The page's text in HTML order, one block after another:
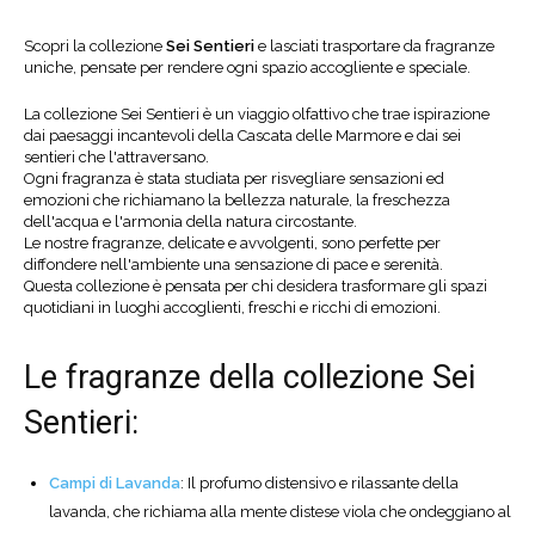
Scopri la collezione Sei Sentieri e lasciati trasportare da fragranze
uniche, pensate per rendere ogni spazio accogliente e speciale.
La collezione Sei Sentieri è un viaggio olfattivo che trae ispirazione
dai paesaggi incantevoli della Cascata delle Marmore e dai sei
sentieri che l'attraversano.
Ogni fragranza è stata studiata per risvegliare sensazioni ed
emozioni che richiamano la bellezza naturale, la freschezza
dell'acqua e l'armonia della natura circostante.
Le nostre fragranze, delicate e avvolgenti, sono perfette per
diffondere nell'ambiente una sensazione di pace e serenità.
Questa collezione è pensata per chi desidera trasformare gli spazi
quotidiani in luoghi accoglienti, freschi e ricchi di emozioni.
Le fragranze della collezione Sei
Sentieri:
Campi di Lavanda: Il profumo distensivo e rilassante della
lavanda, che richiama alla mente distese viola che ondeggiano al